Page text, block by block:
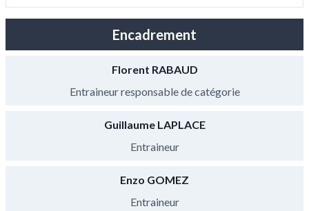
Encadrement
Florent RABAUD
Entraineur responsable de catégorie
Guillaume LAPLACE
Entraineur
Enzo GOMEZ
Entraineur